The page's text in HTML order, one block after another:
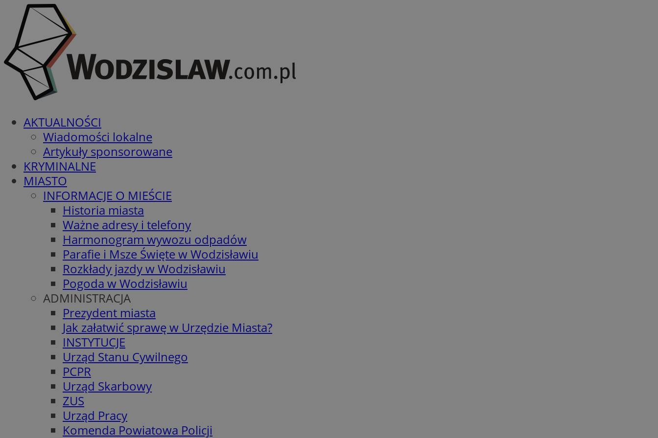
AKTUALNOŚCI
Wiadomości lokalne
Artykuły sponsorowane
KRYMINALNE
MIASTO
INFORMACJE O MIEŚCIE
Historia miasta
Ważne adresy i telefony
Harmonogram wywozu odpadów
Parafie i Msze Święte w Wodzisławiu
Rozkłady jazdy w Wodzisławiu
Pogoda w Wodzisławiu
ADMINISTRACJA
Prezydent miasta
Jak załatwić sprawę w Urzędzie Miasta?
INSTYTUCJE
Urząd Stanu Cywilnego
PCPR
Urząd Skarbowy
ZUS
Urząd Pracy
Komenda Powiatowa Policji